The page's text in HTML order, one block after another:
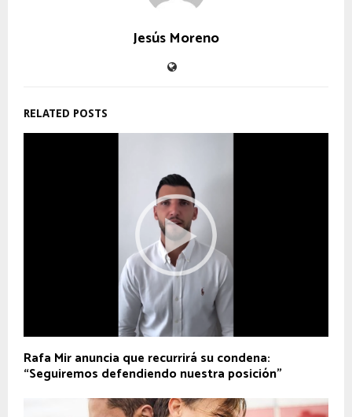
Jesús Moreno
RELATED POSTS
Rafa Mir anuncia que recurrirá su condena:
“Seguiremos defendiendo nuestra posición”